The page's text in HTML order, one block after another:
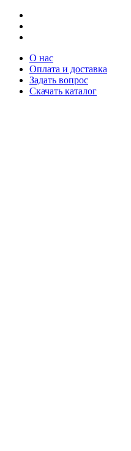
О нас
Оплата и доставка
Задать вопрос
Скачать каталог